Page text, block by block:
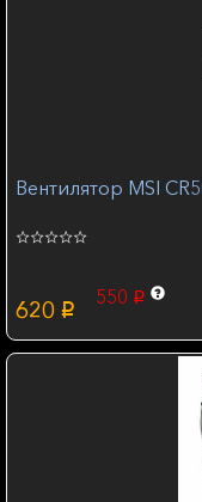
Вентилятор MSI
620 p
550 p